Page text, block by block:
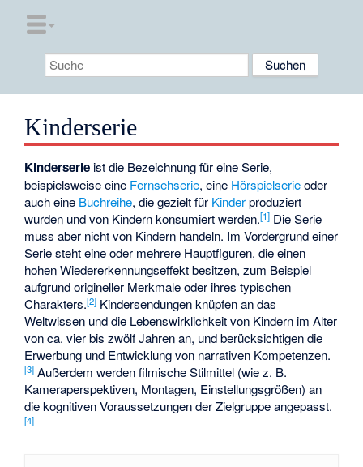
Kinderserie
Kinderserie ist die Bezeichnung für eine Serie,
beispielsweise eine Fernsehserie, eine Hörspielserieoder
auch eine Buchreihe, die gezielt für Kinderproduziert
wurden und von Kindern konsumiert werden.[1] Die Serie
muss aber nicht von Kindern handeln. Im Vordergrund einer
Serie steht eine oder mehrere Hauptfiguren, die einen
hohen Wiedererkennungseffekt besitzen, zum Beispiel
aufgrund origineller Merkmale oder ihres typischen
Charakters.[2] Kindersendungen knüpfen an das
Weltwissen und die Lebenswirklichkeit von Kindern im Alter
von ca. vier bis zwölf Jahren an, und berücksichtigen die
Erwerbung und Entwicklung von narrativen Kompetenzen.
[3] Außerdem werden filmische Stilmittel (wie z. B.
Kameraperspektiven, Montagen, Einstellungsgrößen) an
die kognitiven Voraussetzungen der Zielgruppe angepasst.
[4]